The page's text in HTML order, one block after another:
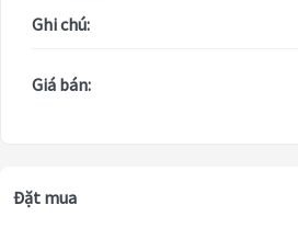
Ghi chú:
Giá bán:
Đặt mua